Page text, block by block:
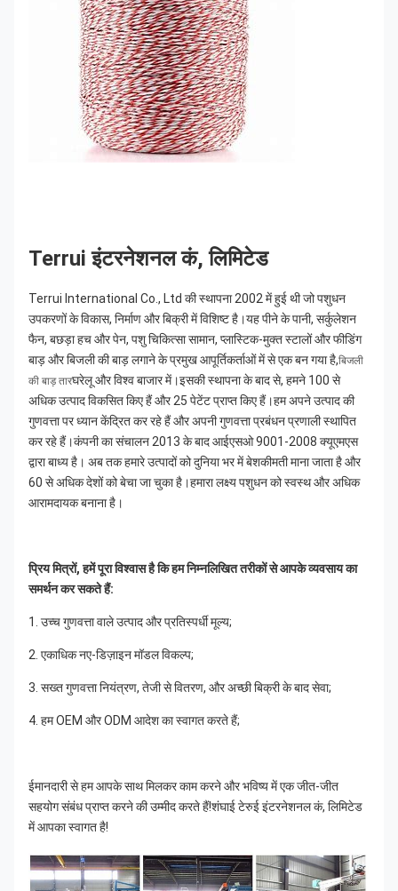
Terrui इंटरनेशनल कं, लिमिटेड
Terrui International Co., Ltd की स्थापना 2002 में हुई थी जो पशुधन
उपकरणों के विकास, निर्माण और बिक्री में विशिष्ट है।यह पीने के पानी, सर्कुलेशन
फैन, बछड़ा हच और पेन, पशु चिकित्सा सामान, प्लास्टिक-मुक्त स्टालों और फीडिंग
बाड़ और बिजली की बाड़ लगाने के प्रमुख आपूर्तिकर्ताओं में से एक बन गया है,बिजली
की बाड़ तारघरेलू और विश्व बाजार में।इसकी स्थापना के बाद से, हमने 100 से
अधिक उत्पाद विकसित किए हैं और 25 पेटेंट प्राप्त किए हैं।हम अपने उत्पाद की
गुणवत्ता पर ध्यान केंद्रित कर रहे हैं और अपनी गुणवत्ता प्रबंधन प्रणाली स्थापित
कर रहे हैं।कंपनी का संचालन 2013 के बाद आईएसओ 9001-2008 क्यूएमएस
द्वारा बाध्य है। अब तक हमारे उत्पादों को दुनिया भर में बेशकीमती माना जाता है और
60 से अधिक देशों को बेचा जा चुका है।हमारा लक्ष्य पशुधन को स्वस्थ और अधिक
आरामदायक बनाना है।
प्रिय मित्रों, हमें पूरा विश्वास है कि हम निम्नलिखित तरीकों से आपके व्यवसाय का
समर्थन कर सकते हैं:
1. उच्च गुणवत्ता वाले उत्पाद और प्रतिस्पर्धी मूल्य;
2. एकाधिक नए-डिज़ाइन मॉडल विकल्प;
3. सख्त गुणवत्ता नियंत्रण, तेजी से वितरण, और अच्छी बिक्री के बाद सेवा;
4. हम OEM और ODM आदेश का स्वागत करते हैं;
ईमानदारी से हम आपके साथ मिलकर काम करने और भविष्य में एक जीत-जीत
सहयोग संबंध प्राप्त करने की उम्मीद करते हैं!शंघाई टेरुई इंटरनेशनल कं, लिमिटेड
में आपका स्वागत है!